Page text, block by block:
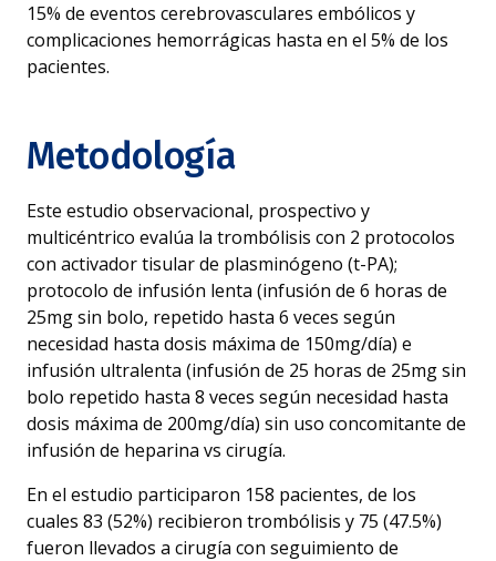
15% de eventos cerebrovasculares embólicos y
complicaciones hemorrágicas hasta en el 5% de los
pacientes.
Metodología
Este estudio observacional, prospectivo y
multicéntrico evalúa la trombólisis con 2 protocolos
con activador tisular de plasminógeno (t-PA);
protocolo de infusión lenta (infusión de 6 horas de
25mg sin bolo, repetido hasta 6 veces según
necesidad hasta dosis máxima de 150mg/día) e
infusión ultralenta (infusión de 25 horas de 25mg sin
bolo repetido hasta 8 veces según necesidad hasta
dosis máxima de 200mg/día) sin uso concomitante de
infusión de heparina vs cirugía.
En el estudio participaron 158 pacientes, de los
cuales 83 (52%) recibieron trombólisis y 75 (47.5%)
fueron llevados a cirugía con seguimiento de